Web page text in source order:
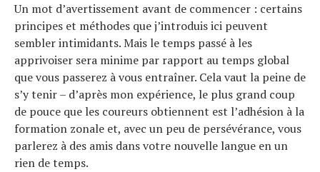
Un mot d’avertissement avant de commencer : certains
principes et méthodes que j’introduis ici peuvent
sembler intimidants. Mais le temps passé à les
apprivoiser sera minime par rapport au temps global
que vous passerez à vous entraîner. Cela vaut la peine de
s’y tenir – d’après mon expérience, le plus grand coup
de pouce que les coureurs obtiennent est l’adhésion à la
formation zonale et, avec un peu de persévérance, vous
parlerez à des amis dans votre nouvelle langue en un
rien de temps.